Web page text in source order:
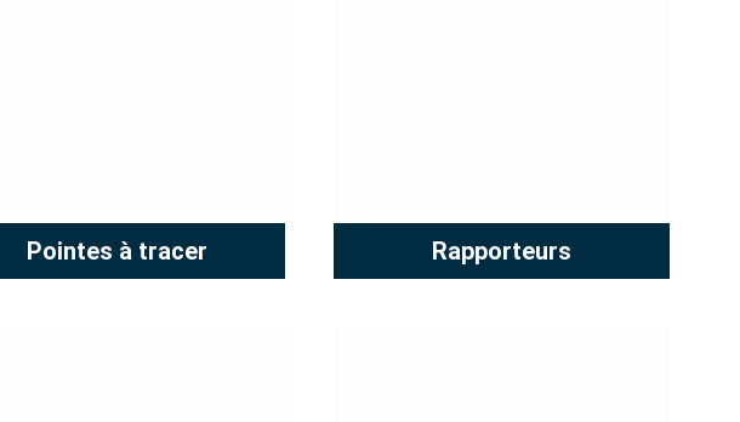
Pointes à tracer Rapporteurs